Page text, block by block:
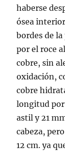
haberse
ósea
bordes de
por el roce
cobre, sin
oxidación,
cobre
longitud por
astil y 21
cabeza,
12 cm. ya